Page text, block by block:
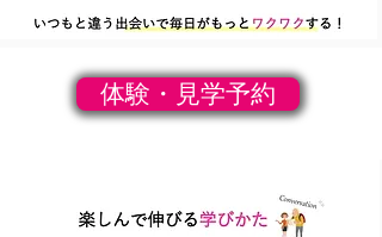
体験・見学予約